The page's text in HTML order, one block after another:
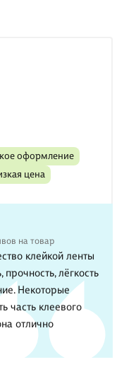
оформление
цена
на товар
клейкой ленты
лёгкость
Некоторые
часть клеевого
отлично